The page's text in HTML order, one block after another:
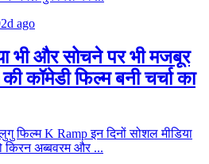
ago
भी और सोचने पर भी मजबूर
कॉमेडी फिल्म बनी चर्चा का
फिल्म K Ramp इन दिनों सोशल मीडिया
किरन अब्बवरम और ...